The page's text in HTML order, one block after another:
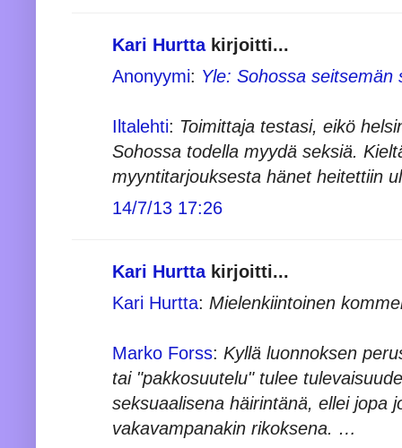
Kari Hurttakirjoitti...
Anonyymi: Yle: Sohossa seitsemän
Iltalehti: Toimittaja testasi, eikö
Sohossa todella myydä seksiä.
myyntitarjouksesta hänet heitettiin
14/7/13 17:26
Kari Hurttakirjoitti...
Kari Hurtta: Mielenkiintoinen
Marko Forss: Kyllä luonnoksen
tai "pakkosuutelu" tulee
seksuaalisena häirintänä, ellei jopa
vakavampanakin rikoksena. …